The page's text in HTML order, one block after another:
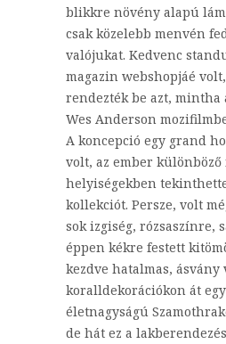
blikkre növény alapú
csak közelebb menvén
valójukat. Kedvenc
magazin webshopjáé
rendezték be azt, mintha
Wes Anderson
A koncepció egy grand
volt, az ember
helyiségekben
kollekciót. Persze, volt
sok izgiség, rózsaszínre,
éppen kékre festett
kezdve hatalmas, ásvány
koralldekorációkon át
életnagyságú
de hát ez a